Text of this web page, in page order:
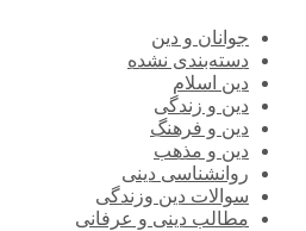
جوانان و دین
دسته‌بندی نشده
دین اسلام
دین و زندگی
دین و فرهنگ
دین و مذهب
روانشناسی دینی
سوالات دین وزندگی
مطالب دینی و عرفانی